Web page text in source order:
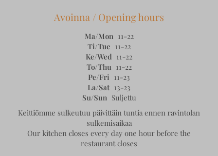
Avoinna / Opening hours
Ma/Mon 11-22
Ti/Tue 11-22
Ke/Wed 11-22
To/Thu 11-22
Pe/Fri 11-23
La/Sat 13-23
Su/Sun Suljettu
Keittiömme sulkeutuu päivittäin tuntia ennen ravintolan
sulkemisaikaa
Our kitchen closes every day one hour before the
restaurant closes